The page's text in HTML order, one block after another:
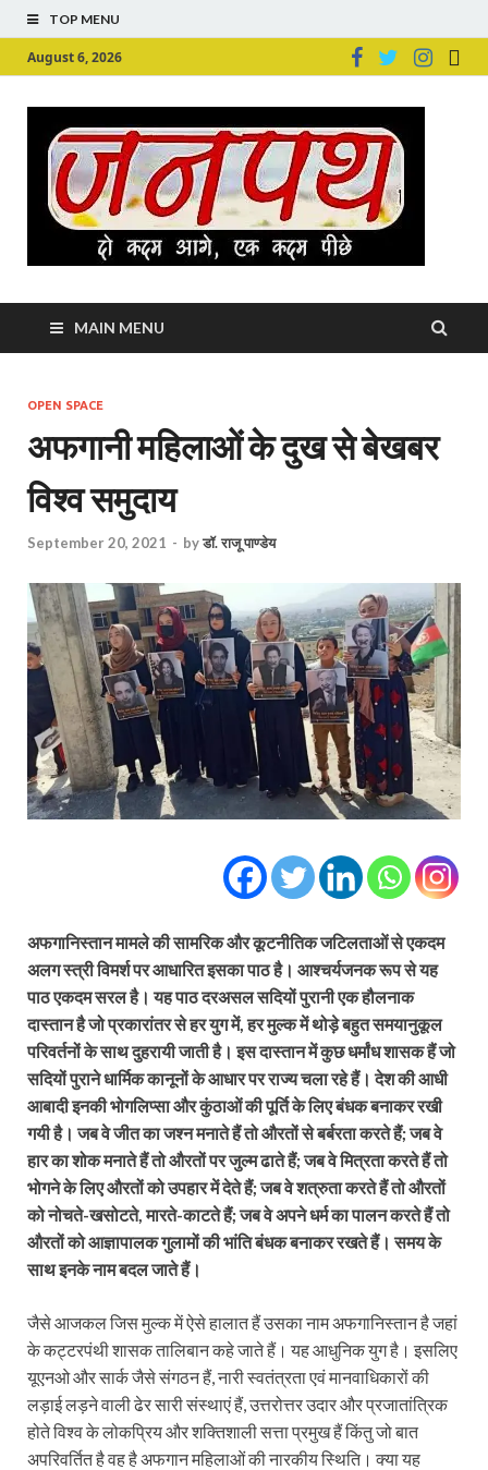
TOP MENU
August 6, 2026
MAIN MENU
OPEN SPACE
अफगानी महिलाओं के दुख से बेखबर
विश्व समुदाय
September 20, 2021 - byडॉ. राजू पाण्डेय
अफगानिस्तान मामले की सामरिक और कूटनीतिक जटिलताओं से एकदम
अलग स्त्री विमर्श पर आधारित इसका पाठ है। आश्चर्यजनक रूप से यह
पाठ एकदम सरल है। यह पाठ दरअसल सदियों पुरानी एक हौलनाक
दास्तान है जो प्रकारांतर से हर युग में, हर मुल्क में थोड़े बहुत समयानुकूल
परिवर्तनों के साथ दुहरायी जाती है। इस दास्तान में कुछ धर्मांध शासक हैं जो
सदियों पुराने धार्मिक कानूनों के आधार पर राज्य चला रहे हैं। देश की आधी
आबादी इनकी भोगलिप्सा और कुंठाओं की पूर्ति के लिए बंधक बनाकर रखी
गयी है। जब वे जीत का जश्न मनाते हैं तो औरतों से बर्बरता करते हैं; जब वे
हार का शोक मनाते हैं तो औरतों पर जुल्म ढाते हैं; जब वे मित्रता करते हैं तो
भोगने के लिए औरतों को उपहार में देते हैं; जब वे शत्रुता करते हैं तो औरतों
को नोचते-खसोटते, मारते-काटते हैं; जब वे अपने धर्म का पालन करते हैं तो
औरतों को आज्ञापालक गुलामों की भांति बंधक बनाकर रखते हैं। समय के
साथ इनके नाम बदल जाते हैं।
जैसे आजकल जिस मुल्क में ऐसे हालात हैं उसका नाम अफगानिस्तान है जहां
के कट्टरपंथी शासक तालिबान कहे जाते हैं। यह आधुनिक युग है। इसलिए
यूएनओ और सार्क जैसे संगठन हैं, नारी स्वतंत्रता एवं मानवाधिकारों की
लड़ाई लड़ने वाली ढेर सारी संस्थाएं हैं, उत्तरोत्तर उदार और प्रजातांत्रिक
होते विश्व के लोकप्रिय और शक्तिशाली सत्ता प्रमुख हैं किंतु जो बात
अपरिवर्तित है वह है अफगान महिलाओं की नारकीय स्थिति। क्या यह